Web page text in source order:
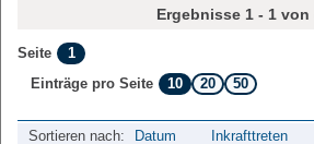
Ergebnisse 1 - 1 von
Seite
1
Einträge pro Seite
10 20 50
Sortieren nach: Datum Inkrafttreten